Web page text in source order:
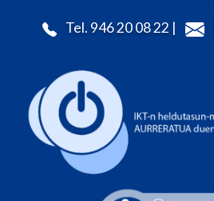
Tel. 946 20 08 22 |